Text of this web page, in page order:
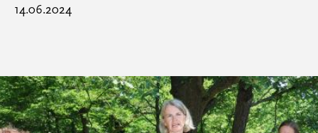
14.06.2024